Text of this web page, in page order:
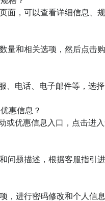
惠信息？